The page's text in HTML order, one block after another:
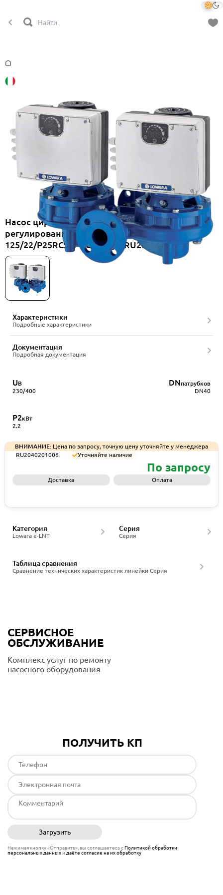
Насос циркуляционный с частотным
регулированием Lowara e-LNT LNTEH 40-
125/22/P25RCS4/4, артикул RU2040201006
Характеристики
Подробные характеристики
Документация
Подробная документация
UВ
230/400
DNпатрубков
DN40
P2кВт
2.2
ВНИМАНИЕ: Цена по запросу, точную цену уточняйте у менеджера
RU2040201006
Уточняйте наличие
По запросу
Доставка Оплата
Lowara e-LNT
Категория
Серия
Серия
Сравнение технических характеристик линейки Серия
Таблица сравнения
СЕРВИСНОЕ
ОБСЛУЖИВАНИЕ
Комплекс услуг по ремонту
насосного оборудования
ПОЛУЧИТЬ КП
Загрузить
Нажимая кнопку «Отправить», вы соглашаетесь сПолитикой обработки
персональных данныхи даёте согласие на их обработку